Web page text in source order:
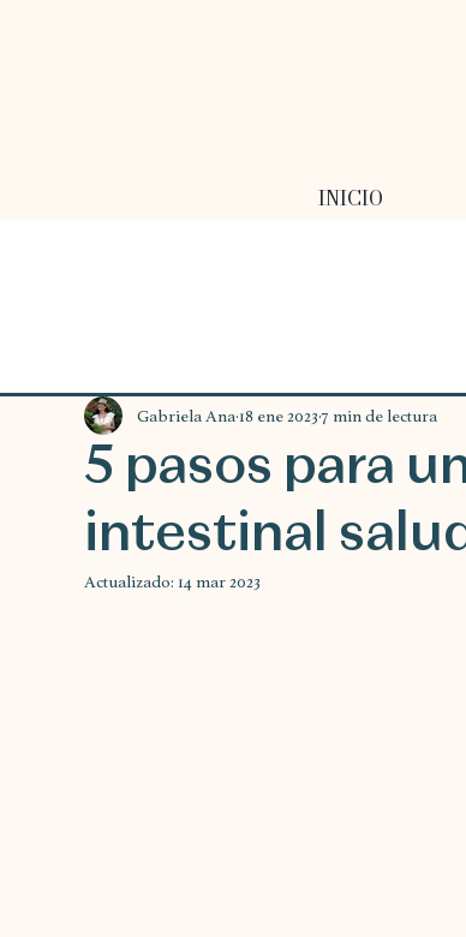
INICIO
5 pasos para
intestinal
Gabriela Ana 18 ene 2023 7 min de lectura
Actualizado: 14 mar 2023